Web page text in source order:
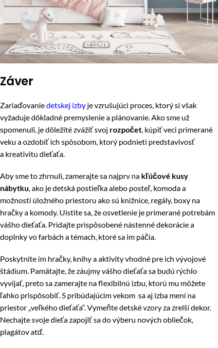
Záver
Zariaďovaniedetskej izby je vzrušujúci proces, ktorý si však
vyžaduje dôkladné premyslenie a plánovanie. Ako sme už
spomenuli, je dôležité zvážiť svoj rozpočet , kúpiť veci primerané
veku a ozdobiť ich spôsobom, ktorý podnieti predstavivosť
a kreativitu dieťaťa.
Aby sme to zhrnuli, zamerajte sa najprv na kľúčové kusy
nábytku , ako je detská postieľka alebo posteľ, komoda a
možnosti úložného priestoru ako sú knižnice, regály, boxy na
hračky a komody. Uistite sa, že osvetlenie je primerané potrebám
vášho dieťaťa. Pridajte prispôsobené nástenné dekorácie a
doplnky vo farbách a témach, ktoré sa im páčia.
Poskytnite im hračky, knihy a aktivity vhodné pre ich vývojové
štádium. Pamätajte, že záujmy vášho dieťaťa sa budú rýchlo
vyvíjať, preto sa zamerajte na flexibilnú izbu, ktorú mu môžete
ľahko prispôsobiť. S pribúdajúcim vekom sa aj izba mení na
priestor „veľkého dieťaťa“. Vymeňte detské vzory za zrelší dekor.
Nechajte svoje dieťa zapojiť sa do výberu nových obliečok,
plagátov atď.